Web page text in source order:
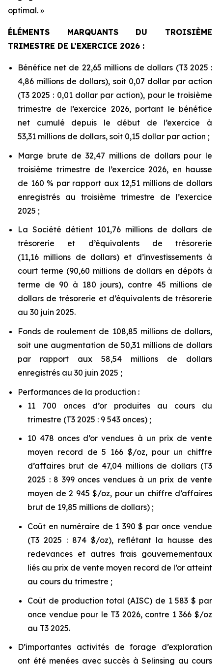
optimal. »
ÉLÉMENTS MARQUANTS DU TROISIÈME
TRIMESTRE DE L’EXERCICE 2026 :
Bénéfice net de 22,65 millions de dollars (T3 2025 :
4,86 millions de dollars), soit 0,07 dollar par action
(T3 2025 : 0,01 dollar par action), pour le troisième
trimestre de l’exercice 2026, portant le bénéfice
net cumulé depuis le début de l’exercice à
53,31 millions de dollars, soit 0,15 dollar par action ;
Marge brute de 32,47 millions de dollars pour le
troisième trimestre de l’exercice 2026, en hausse
de 160 % par rapport aux 12,51 millions de dollars
enregistrés au troisième trimestre de l’exercice
2025 ;
La Société détient 101,76 millions de dollars de
trésorerie et d’équivalents de trésorerie
(11,16 millions de dollars) et d’investissements à
court terme (90,60 millions de dollars en dépôts à
terme de 90 à 180 jours), contre 45 millions de
dollars de trésorerie et d’équivalents de trésorerie
au 30 juin 2025.
Fonds de roulement de 108,85 millions de dollars,
soit une augmentation de 50,31 millions de dollars
par rapport aux 58,54 millions de dollars
enregistrés au 30 juin 2025 ;
Performances de la production :
11 700 onces d’or produites au cours du
trimestre (T3 2025 : 9 543 onces) ;
10 478 onces d’or vendues à un prix de vente
moyen record de 5 166 $/oz, pour un chiffre
d’affaires brut de 47,04 millions de dollars (T3
2025 : 8 399 onces vendues à un prix de vente
moyen de 2 945 $/oz, pour un chiffre d’affaires
brut de 19,85 millions de dollars) ;
Coût en numéraire de 1 390 $ par once vendue
(T3 2025 : 874 $/oz), reflétant la hausse des
redevances et autres frais gouvernementaux
liés au prix de vente moyen record de l’or atteint
au cours du trimestre ;
Coût de production total (AISC) de 1 583 $ par
once vendue pour le T3 2026, contre 1 366 $/oz
au T3 2025.
D’importantes activités de forage d’exploration
ont été menées avec succès à Selinsing au cours